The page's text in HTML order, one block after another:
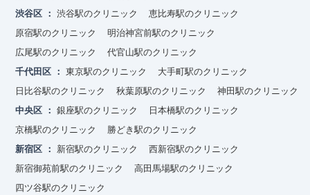
渋谷区
渋谷駅のクリニック
恵比寿駅のクリニック
原宿駅のクリニック
明治神宮前駅のクリニック
広尾駅のクリニック
代官山駅のクリニック
千代田区
東京駅のクリニック
大手町駅のクリニック
日比谷駅のクリニック
秋葉原駅のクリニック
神田駅のクリニック
中央区
銀座駅のクリニック
日本橋駅のクリニック
京橋駅のクリニック
勝どき駅のクリニック
新宿区
新宿駅のクリニック
西新宿駅のクリニック
新宿御苑前駅のクリニック
高田馬場駅のクリニック
四ツ谷駅のクリニック